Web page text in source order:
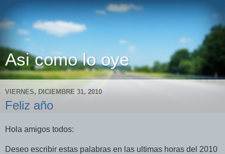
Asi como lo oye
VIERNES, DICIEMBRE 31, 2010
Feliz año
Hola amigos todos:
Deseo escribir estas palabras en las ultimas horas del 2010